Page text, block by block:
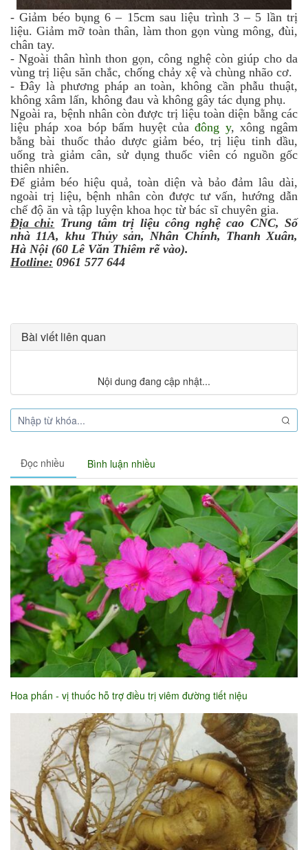
- Giảm béo bụng 6 – 15cm sau liệu trình 3 – 5 lần trị
liệu. Giảm mỡ toàn thân, làm thon gọn vùng mông, đùi,
chân tay.
- Ngoài thân hình thon gọn, công nghệ còn giúp cho da
vùng trị liệu săn chắc, chống chảy xệ và chùng nhão cơ.
- Đây là phương pháp an toàn, không cần phẫu thuật,
không xâm lấn, không đau và không gây tác dụng phụ.
Ngoài ra, bệnh nhân còn được trị liệu toàn diện bằng các
liệu pháp xoa bóp bấm huyệt củađông y, xông ngâm
bằng bài thuốc thảo dược giảm béo, trị liệu tinh dầu,
uống trà giảm cân, sử dụng thuốc viên có nguồn gốc
thiên nhiên.
Để giảm béo hiệu quả, toàn diện và bảo đảm lâu dài,
ngoài trị liệu, bệnh nhân còn được tư vấn, hướng dẫn
chế độ ăn và tập luyện khoa học từ bác sĩ chuyên gia.
Địa chỉ: Trung tâm trị liệu công nghệ cao CNC, Số
nhà 11A, khu Thủy sản, Nhân Chính, Thanh Xuân,
Hà Nội (60 Lê Văn Thiêm rẽ vào).
Hotline: 0961 577 644
Bài viết liên quan
Nội dung đang cập nhật...
Đọc nhiều Bình luận nhiều
Hoa phấn - vị thuốc hỗ trợ điều trị viêm đường tiết niệu